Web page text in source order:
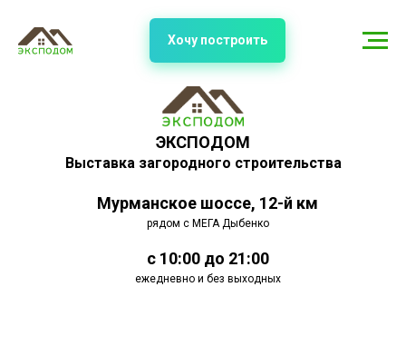
ЭКСПОДОМ
Выставка загородного строительства
Мурманское шоссе, 12-й км
рядом с МЕГА Дыбенко
с 10:00 до 21:00
ежедневно и без выходных
Хочу построить